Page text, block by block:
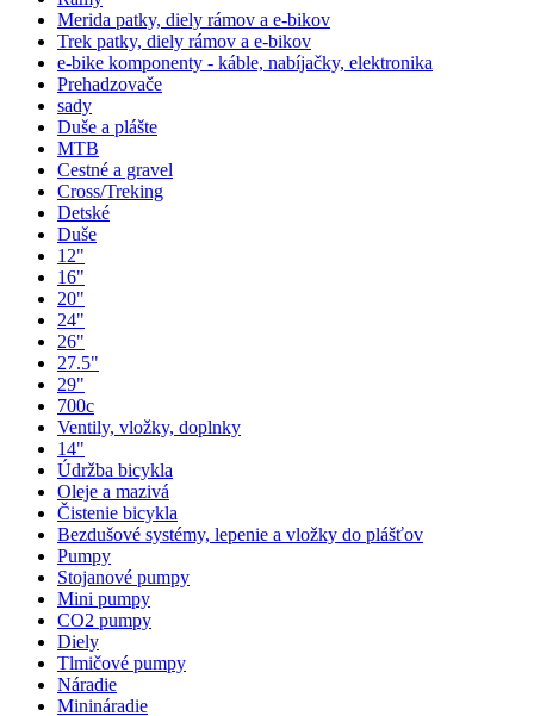
Merida patky, diely rámov a e-bikov
Trek patky, diely rámov a e-bikov
e-bike komponenty - káble, nabíjačky, elektronika
Prehadzovače
sady
Duše a plášte
MTB
Cestné a gravel
Cross/Treking
Detské
Duše
12"
16"
20"
24"
26"
27.5"
29"
700c
Ventily, vložky, doplnky
14"
Údržba bicykla
Oleje a mazivá
Čistenie bicykla
Bezdušové systémy, lepenie a vložky do plášťov
Pumpy
Stojanové pumpy
Mini pumpy
CO2 pumpy
Diely
Tlmičové pumpy
Náradie
Minináradie